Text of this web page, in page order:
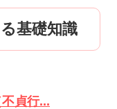
基礎知識
貞行...